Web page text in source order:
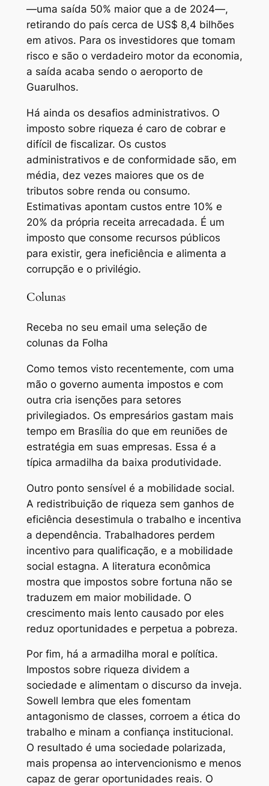
—uma saída 50% maior que a de 2024—,
retirando do país cerca de US$ 8,4 bilhões
em ativos. Para os investidores que tomam
risco e são o verdadeiro motor da economia,
a saída acaba sendo o aeroporto de
Guarulhos.
Há ainda os desafios administrativos. O
imposto sobre riqueza é caro de cobrar e
difícil de fiscalizar. Os custos
administrativos e de conformidade são, em
média, dez vezes maiores que os de
tributos sobre renda ou consumo.
Estimativas apontam custos entre 10% e
20% da própria receita arrecadada. É um
imposto que consome recursos públicos
para existir, gera ineficiência e alimenta a
corrupção e o privilégio.
Colunas
Receba no seu email uma seleção de
colunas da Folha
Como temos visto recentemente, com uma
mão o governo aumenta impostos e com
outra cria isenções para setores
privilegiados. Os empresários gastam mais
tempo em Brasília do que em reuniões de
estratégia em suas empresas. Essa é a
típica armadilha da baixa produtividade.
Outro ponto sensível é a mobilidade social.
A redistribuição de riqueza sem ganhos de
eficiência desestimula o trabalho e incentiva
a dependência. Trabalhadores perdem
incentivo para qualificação, e a mobilidade
social estagna. A literatura econômica
mostra que impostos sobre fortuna não se
traduzem em maior mobilidade. O
crescimento mais lento causado por eles
reduz oportunidades e perpetua a pobreza.
Por fim, há a armadilha moral e política.
Impostos sobre riqueza dividem a
sociedade e alimentam o discurso da inveja.
Sowell lembra que eles fomentam
antagonismo de classes, corroem a ética do
trabalho e minam a confiança institucional.
O resultado é uma sociedade polarizada,
mais propensa ao intervencionismo e menos
capaz de gerar oportunidades reais. O